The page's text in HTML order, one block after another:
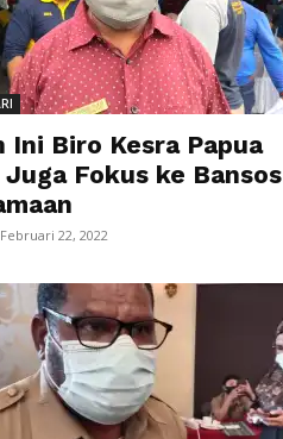
Ini Biro Kesra Papua
Fokus ke Bansos
Februari 22, 2022